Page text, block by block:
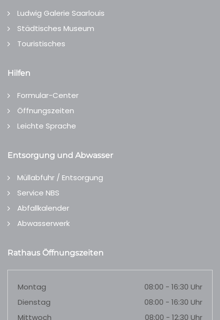
Ludwig Galerie Saarlouis
Städtisches Museum
Touristisches
Hilfen
Formular-Center
Öffnungszeiten
Leichte Sprache
Entsorgung und Abwasser
Müllabfuhr / Entsorgung
Service NBS
Abfallkalender
Abwasserwerk
Rathaus Öffnungszeiten
Montag
08:00 - 16:30 Uhr
Dienstag
08:00 - 16:30 Uhr
Mittwoch
08:00 - 12:30 Uhr